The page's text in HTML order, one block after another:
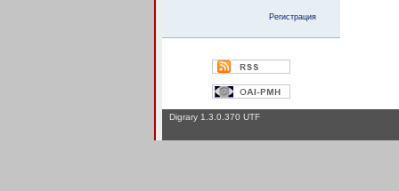
Регистрация
Digrary 1.3.0.370 UTF